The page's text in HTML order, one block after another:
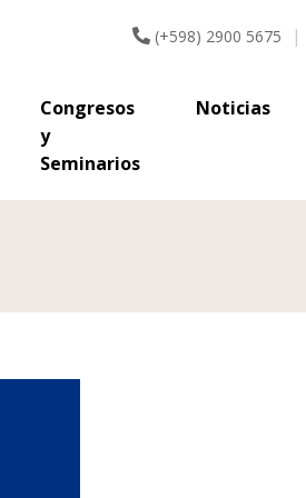
Seminarios
(+598) 2900 5675 |
Congresos
y
Seminarios
Noticias